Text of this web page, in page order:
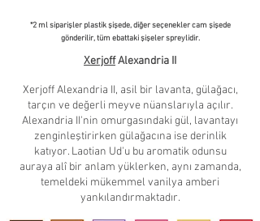
*2 ml siparişler plastik şişede, diğer seçenekler cam şişede
gönderilir, tüm ebattaki şişeler spreylidir.
XerjoffAlexandria II
Xerjoff Alexandria II, asil bir lavanta, gülağacı,
tarçın ve değerli meyve nüanslarıyla açılır.
Alexandria II'nin omurgasındaki gül, lavantayı
zenginleştirirken gülağacına ise derinlik
katıyor. Laotian Ud'u bu aromatik odunsu
auraya alî bir anlam yüklerken, aynı zamanda,
temeldeki mükemmel vanilya amberi
yankılandırmaktadır.